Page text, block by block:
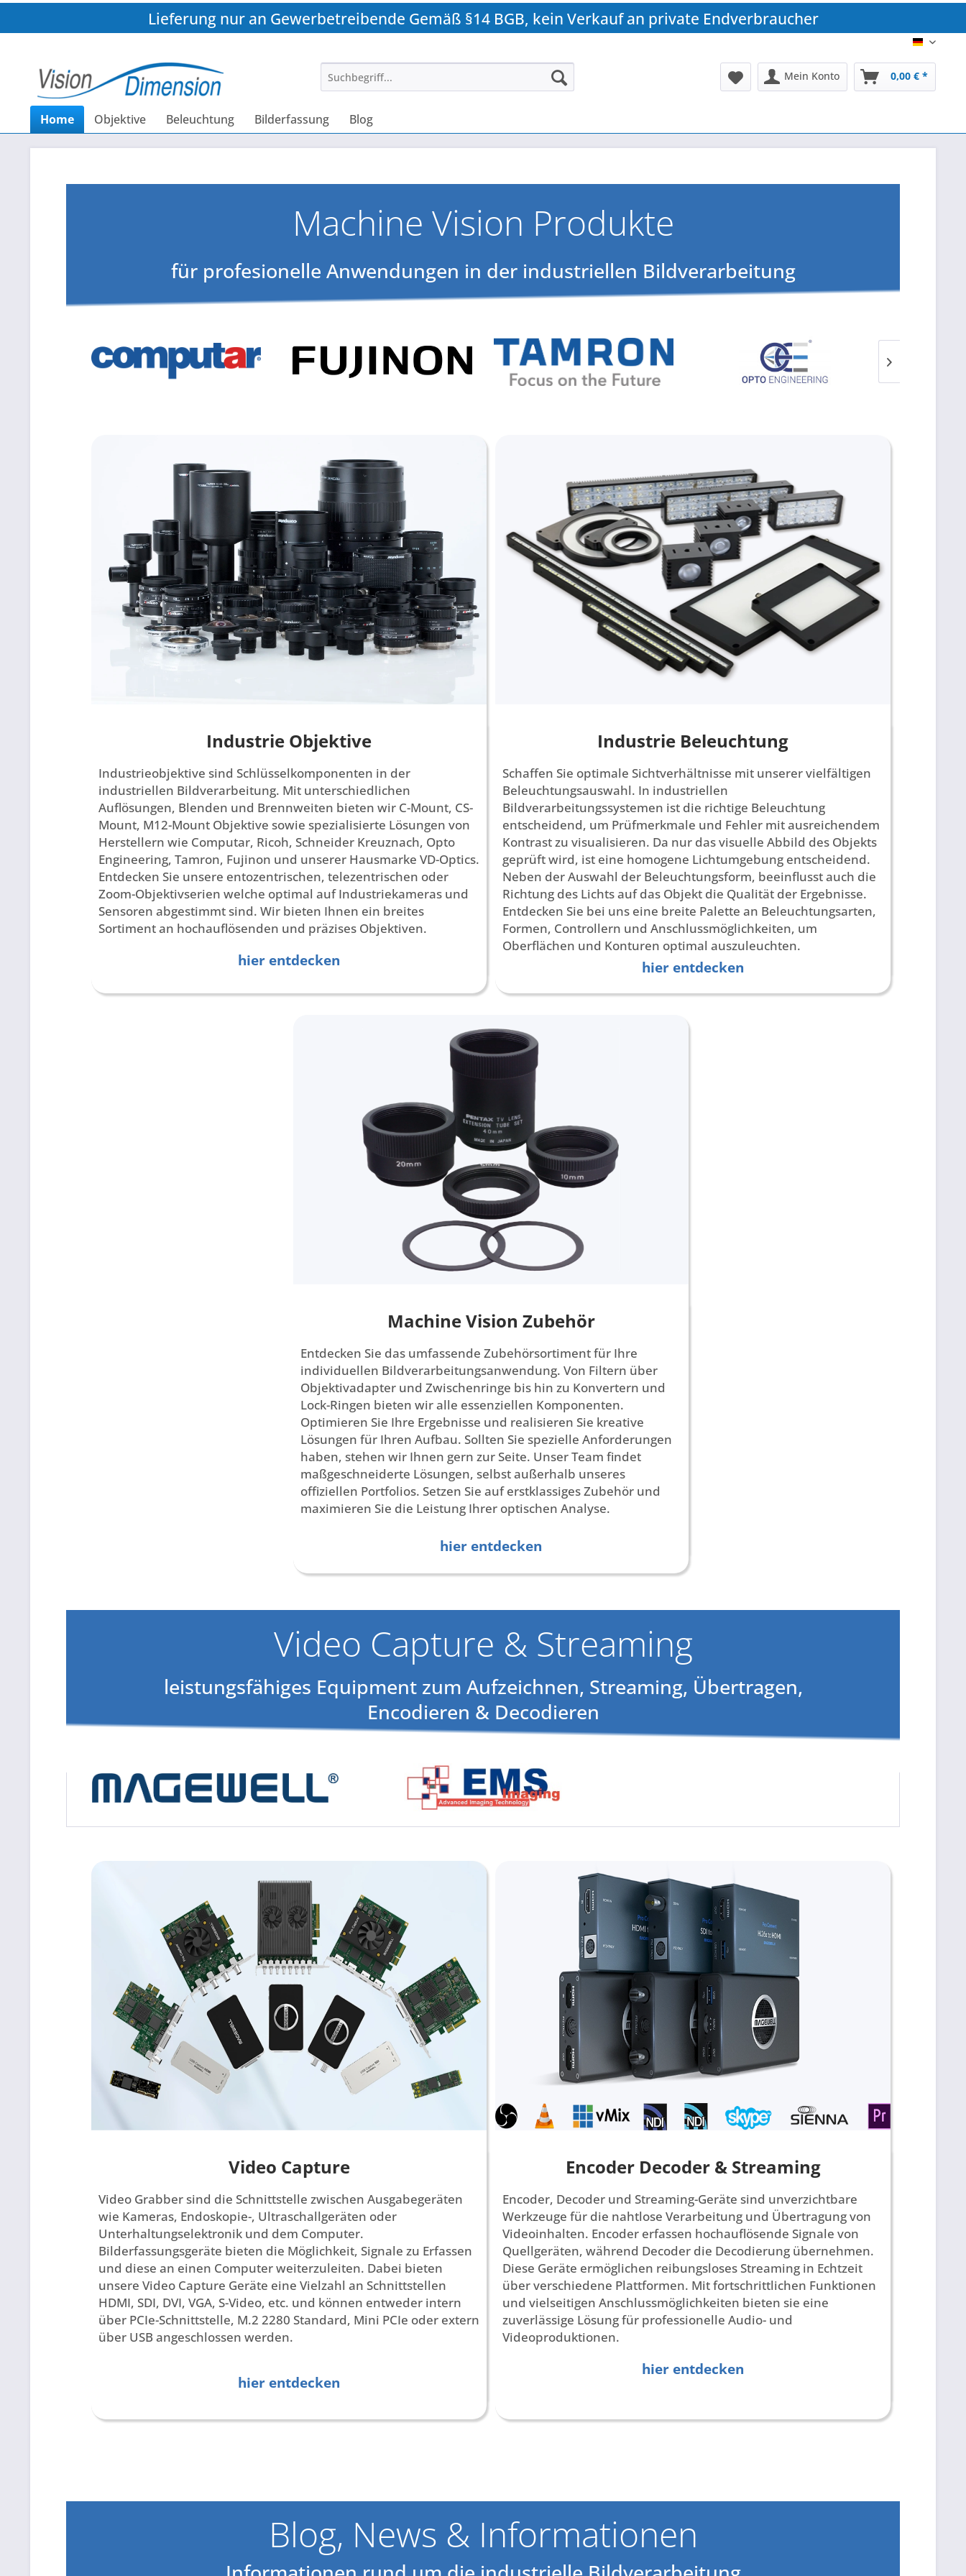
Lieferung nur an Gewerbetreibende Gemäß §14 BGB, kein Verkauf an private Endverbraucher
DE
Mein Konto 0,00 € *
Home Objektive Beleuchtung Bilderfassung Blog
Machine Vision Produkte
für profesionelle Anwendungen in der industriellen Bildverarbeitung
Industrie Objektive
Industrieobjektive sind Schlüsselkomponenten in der
industriellen Bildverarbeitung. Mit unterschiedlichen
Auflösungen, Blenden und Brennweiten bieten wir C-Mount, CS-
Mount, M12-Mount Objektive sowie spezialisierte Lösungen von
Herstellern wie Computar, Ricoh, Schneider Kreuznach, Opto
Engineering, Tamron, Fujinon und unserer Hausmarke VD-Optics.
Entdecken Sie unsere entozentrischen, telezentrischen oder
Zoom-Objektivserien welche optimal auf Industriekameras und
Sensoren abgestimmt sind. Wir bieten Ihnen ein breites
Sortiment an hochauflösenden und präzises Objektiven.
hier entdecken
Industrie Beleuchtung
Schaffen Sie optimale Sichtverhältnisse mit unserer vielfältigen
Beleuchtungsauswahl. In industriellen
Bildverarbeitungssystemen ist die richtige Beleuchtung
entscheidend, um Prüfmerkmale und Fehler mit ausreichendem
Kontrast zu visualisieren. Da nur das visuelle Abbild des Objekts
geprüft wird, ist eine homogene Lichtumgebung entscheidend.
Neben der Auswahl der Beleuchtungsform, beeinflusst auch die
Richtung des Lichts auf das Objekt die Qualität der Ergebnisse.
Entdecken Sie bei uns eine breite Palette an Beleuchtungsarten,
Formen, Controllern und Anschlussmöglichkeiten, um
Oberflächen und Konturen optimal auszuleuchten.
hier entdecken
Machine Vision Zubehör
Entdecken Sie das umfassende Zubehörsortiment für Ihre
individuellen Bildverarbeitungsanwendung. Von Filtern über
Objektivadapter und Zwischenringe bis hin zu Konvertern und
Lock-Ringen bieten wir alle essenziellen Komponenten.
Optimieren Sie Ihre Ergebnisse und realisieren Sie kreative
Lösungen für Ihren Aufbau. Sollten Sie spezielle Anforderungen
haben, stehen wir Ihnen gern zur Seite. Unser Team findet
maßgeschneiderte Lösungen, selbst außerhalb unseres
offiziellen Portfolios. Setzen Sie auf erstklassiges Zubehör und
maximieren Sie die Leistung Ihrer optischen Analyse.
hier entdecken
Video Capture & Streaming
leistungsfähiges Equipment zum Aufzeichnen, Streaming, Übertragen,
Encodieren & Decodieren
Video Capture
Video Grabber sind die Schnittstelle zwischen Ausgabegeräten
wie Kameras, Endoskopie-, Ultraschallgeräten oder
Unterhaltungselektronik und dem Computer.
Bilderfassungsgeräte bieten die Möglichkeit, Signale zu Erfassen
und diese an einen Computer weiterzuleiten. Dabei bieten
unsere Video Capture Geräte eine Vielzahl an Schnittstellen
HDMI, SDI, DVI, VGA, S-Video, etc. und können entweder intern
über PCIe-Schnittstelle, M.2 2280 Standard, Mini PCIe oder extern
über USB angeschlossen werden.
hier entdecken
Encoder Decoder & Streaming
Encoder, Decoder und Streaming-Geräte sind unverzichtbare
Werkzeuge für die nahtlose Verarbeitung und Übertragung von
Videoinhalten. Encoder erfassen hochauflösende Signale von
Quellgeräten, während Decoder die Decodierung übernehmen.
Diese Geräte ermöglichen reibungsloses Streaming in Echtzeit
über verschiedene Plattformen. Mit fortschrittlichen Funktionen
und vielseitigen Anschlussmöglichkeiten bieten sie eine
zuverlässige Lösung für professionelle Audio- und
Videoproduktionen.
hier entdecken
Blog, News & Informationen